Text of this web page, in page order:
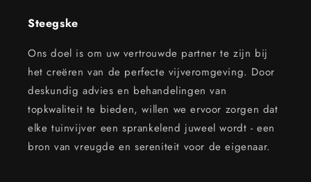
Steegske
Ons doel is om uw vertrouwde partner te zijn bij
het creëren van de perfecte vijveromgeving. Door
deskundig advies en behandelingen van
topkwaliteit te bieden, willen we ervoor zorgen dat
elke tuinvijver een sprankelend juweel wordt - een
bron van vreugde en sereniteit voor de eigenaar.